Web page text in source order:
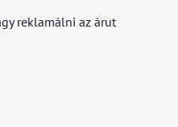
reklamálni az árut